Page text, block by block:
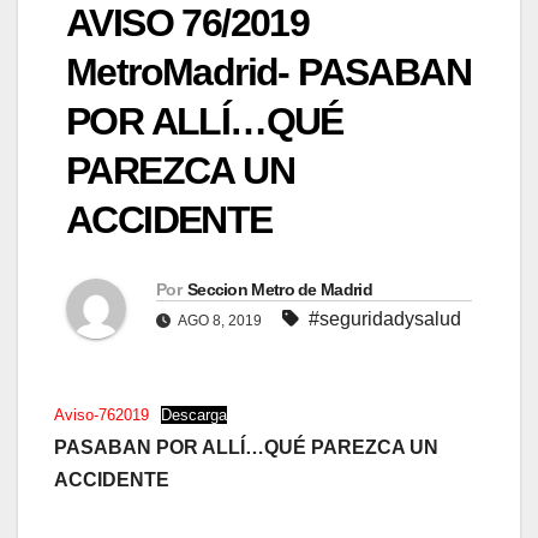
AVISO 76/2019
MetroMadrid- PASABAN
POR ALLÍ…QUÉ
PAREZCA UN
ACCIDENTE
Por Seccion Metro de Madrid
AGO 8, 2019 #seguridadysalud
Aviso-762019 Descarga
PASABAN POR ALLÍ…QUÉ PAREZCA UN
ACCIDENTE